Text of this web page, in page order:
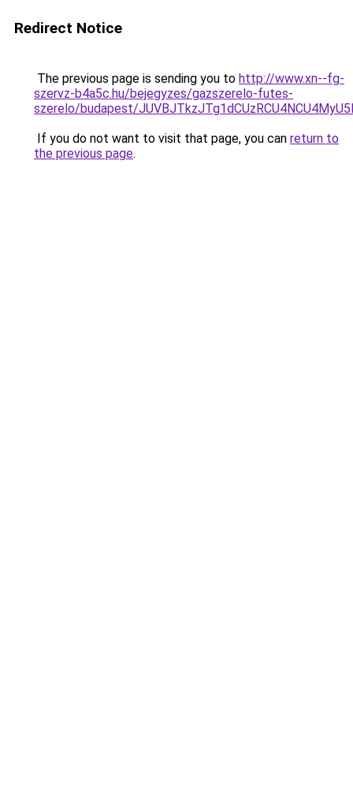
Redirect Notice
The previous page is sending you to http://www.xn--fg-
szervz-b4a5c.hu/bejegyzes/gazszerelo-futes-
szerelo/budapest/
If you do not want to visit that page, you can return to
the previous page.